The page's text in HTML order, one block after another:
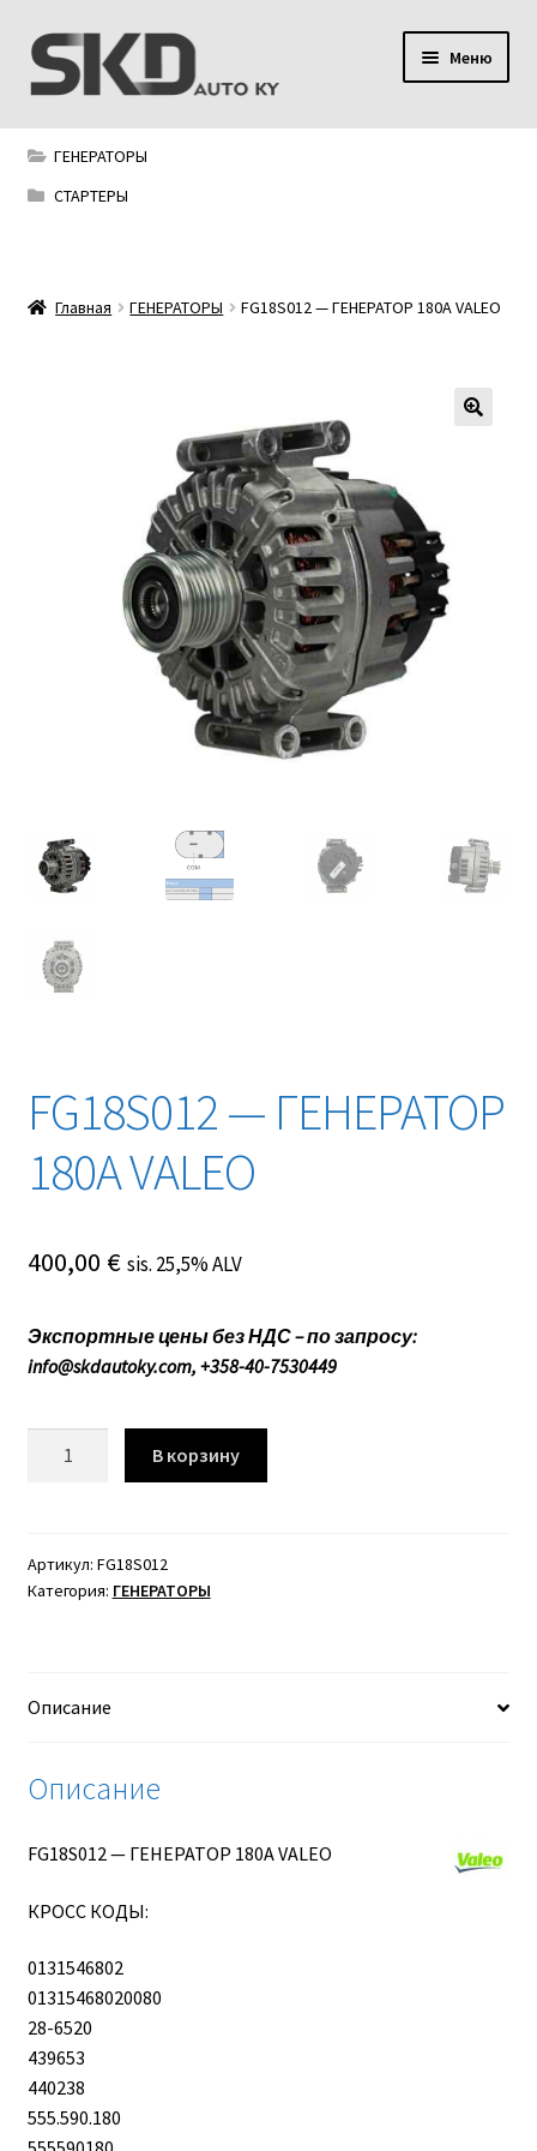
Перейти
навигации
Перейти
содержимому
Меню
SKD AUTO KY
Условия поставки
Мой аккаунт
Политика конфиденциальности
ГЕНЕРАТОРЫ
СТАРТЕРЫ
Главная ГЕНЕРАТОРЫ FG18S012 — ГЕНЕРАТОР 180A VALEO
FG18S012 — ГЕНЕРАТОР
180A VALEO
400,00 € sis. 25,5% ALV
Экспортные цены без НДС – по запросу:
info@skdautoky.com, +358-40-7530449
ГЕНЕРАТОР
180A
В корзину
Артикул: FG18S012
Категория: ГЕНЕРАТОРЫ
Описание
Описание
FG18S012 — ГЕНЕРАТОР 180A VALEO
КРОСС КОДЫ:
0131546802
01315468020080
28-6520
439653
440238
555.590.180